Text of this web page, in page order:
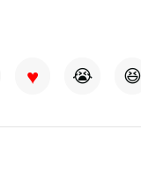
♥ 😭 😆